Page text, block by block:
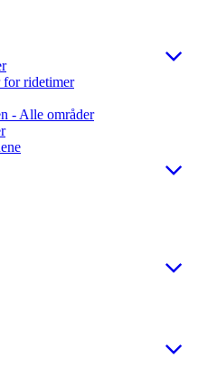
ridetimer
- Alle områder